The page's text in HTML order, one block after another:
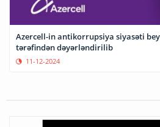
Azercell-in antikorrupsiya siyasəti
tərəfindən dəyərləndirilib
11-12-2024